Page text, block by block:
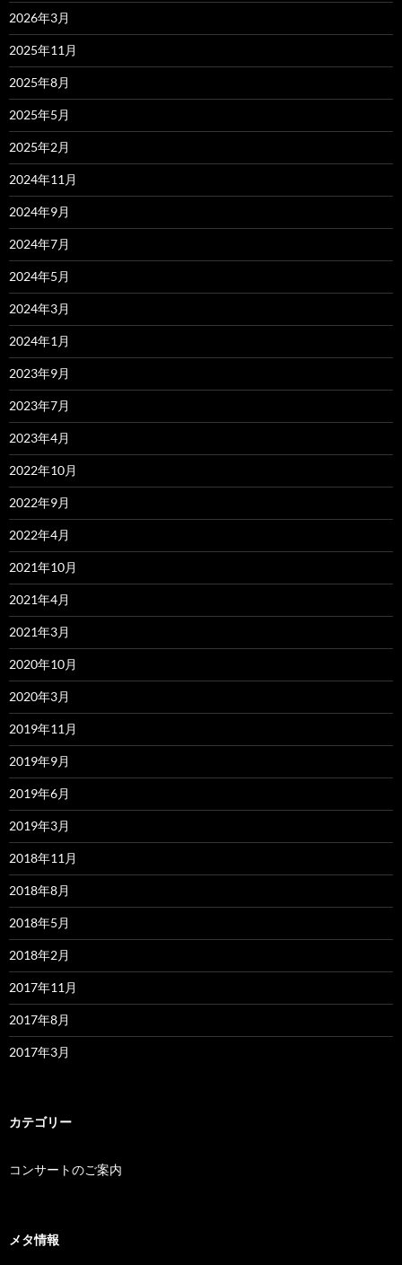
2026年3月
2025年11月
2025年8月
2025年5月
2025年2月
2024年11月
2024年9月
2024年7月
2024年5月
2024年3月
2024年1月
2023年9月
2023年7月
2023年4月
2022年10月
2022年9月
2022年4月
2021年10月
2021年4月
2021年3月
2020年10月
2020年3月
2019年11月
2019年9月
2019年6月
2019年3月
2018年11月
2018年8月
2018年5月
2018年2月
2017年11月
2017年8月
2017年3月
カテゴリー
コンサートのご案内
メタ情報